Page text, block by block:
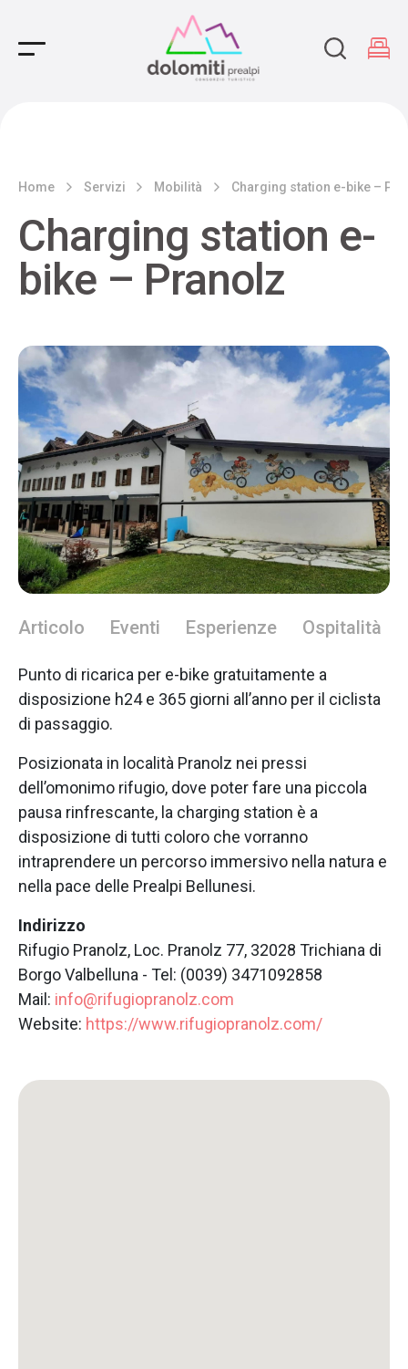
Main Navigation
Home Servizi Mobilità Charging station e-bike –
Charging station e-
bike – Pranolz
Articolo Eventi Esperienze Ospitalità
Punto di ricarica per e-bike gratuitamente a
disposizione h24 e 365 giorni all’anno per il ciclista
di passaggio.
Posizionata in località Pranolz nei pressi
dell’omonimo rifugio, dove poter fare una piccola
pausa rinfrescante, la charging station è a
disposizione di tutti coloro che vorranno
intraprendere un percorso immersivo nella natura e
nella pace delle Prealpi Bellunesi.
Indirizzo
Rifugio Pranolz, Loc. Pranolz 77, 32028 Trichiana di
Borgo Valbelluna - Tel: (0039) 3471092858
Mail: info@rifugiopranolz.com
Website: https://www.rifugiopranolz.com/